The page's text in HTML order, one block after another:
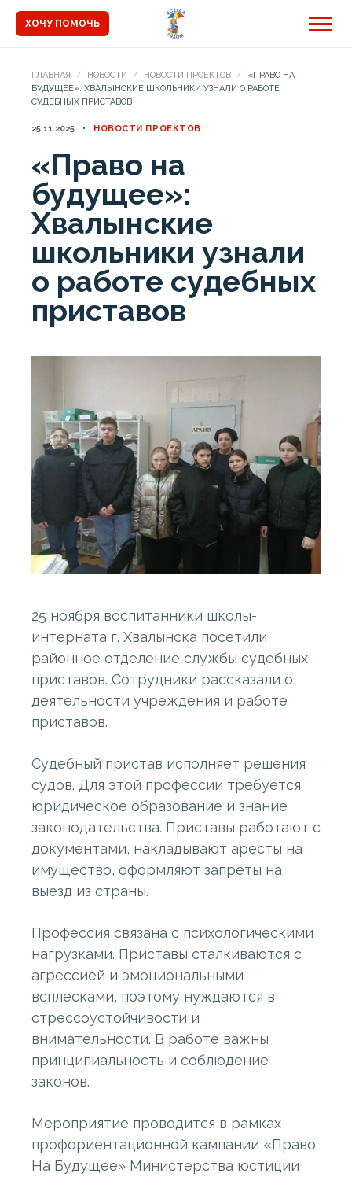
ХОЧУ ПОМОЧЬ
ГЛАВНАЯ НОВОСТИ НОВОСТИ ПРОЕКТОВ
«ПРАВО НА
БУДУЩЕЕ»: ХВАЛЫНСКИЕ ШКОЛЬНИКИ УЗНАЛИ О РАБОТЕ
СУДЕБНЫХ ПРИСТАВОВ
25.11.2025 НОВОСТИ ПРОЕКТОВ
«Право на
будущее»:
Хвалынские
школьники узнали
о работе судебных
приставов
25 ноября воспитанники школы-
интерната г. Хвалынска посетили
районное отделение службы судебных
приставов. Сотрудники рассказали о
деятельности учреждения и работе
приставов.
Судебный пристав исполняет решения
судов. Для этой профессии требуется
юридическое образование и знание
законодательства. Приставы работают с
документами, накладывают аресты на
имущество, оформляют запреты на
выезд из страны.
Профессия связана с психологическими
нагрузками. Приставы сталкиваются с
агрессией и эмоциональными
всплесками, поэтому нуждаются в
стрессоустойчивости и
внимательности. В работе важны
принципиальность и соблюдение
законов.
Мероприятие проводится в рамках
профориентационной кампании «Право
На Будущее» Министерства юстиции